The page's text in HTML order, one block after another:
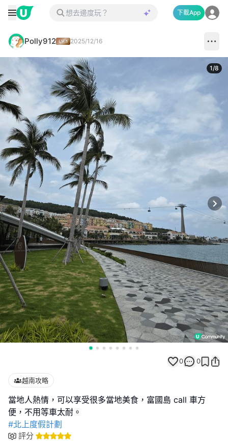
下載App
Polly912 2025/12/16
1/8
0 0
越南攻略
當地人熱情，可以享受很多當地美食，富國島 call 車方
#北上度假計劃
評分